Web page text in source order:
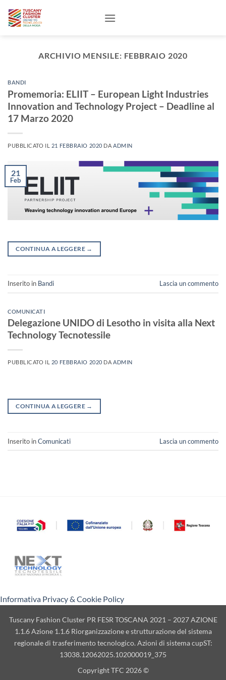
ARCHIVIO MENSILE: FEBBRAIO 2020
BANDI
Promemoria: ELIIT – European Light Industries
Innovation and Technology Project – Deadline al
17 Marzo 2020
PUBBLICATO IL 21 FEBBRAIO 2020 DA ADMIN
21
Feb
CONTINUA A LEGGERE →
Inserito in Bandi Lascia un commento
COMUNICATI
Delegazione UNIDO di Lesotho in visita alla Next
Technology Tecnotessile
PUBBLICATO IL 20 FEBBRAIO 2020 DAADMIN
CONTINUA A LEGGERE →
Inserito inComunicati Lascia un commento
Informativa Privacy & Cookie Policy
Tuscany Fashion Cluster PR FESR TOSCANA 2021 – 2027 AZIONE
1.1.6 Azione 1.1.6 Riorganizzazione e strutturazione del sistema
regionale di trasferimento tecnologico. Azioni di sistema cupST:
13038.12062025.102000019_375
Copyright TFC 2026 ©